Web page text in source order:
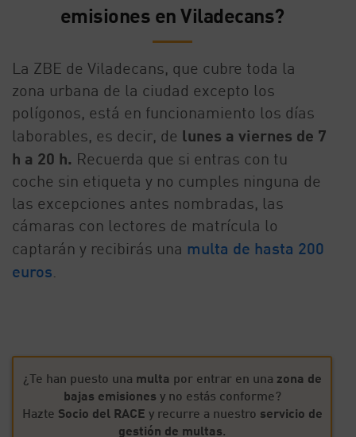
emisiones en Viladecans?
La ZBE de Viladecans, que cubre toda la
zona urbana de la ciudad excepto los
polígonos, está en funcionamiento los días
laborables, es decir, de lunes a viernes de 7
h a 20 h. Recuerda que si entras con tu
coche sin etiqueta y no cumples ninguna de
las excepciones antes nombradas, las
cámaras con lectores de matrícula lo
captarán y recibirás una multa de hasta 200
euros.
¿Te han puesto una multa por entrar en una zona de
bajas emisiones y no estás conforme?
Hazte Socio del RACE y recurre a nuestro servicio de
gestión de multas.